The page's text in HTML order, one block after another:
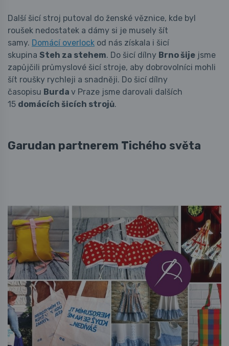
Další šicí stroj putoval do ženské věznice, kde byl
roušek nedostatek a dámy si je musely šít
samy. Domácí overlock od nás získala i šicí
skupina Steh za stehem. Do šicí dílny Brno šije jsme
zapůjčili průmyslové šicí stroje, aby dobrovolníci mohli
šít roušky rychleji a snadněji. Do šicí dílny
časopisu Burda v Praze jsme darovali dalších
15 domácích šicích strojů.
Garudan partnerem Tichého světa